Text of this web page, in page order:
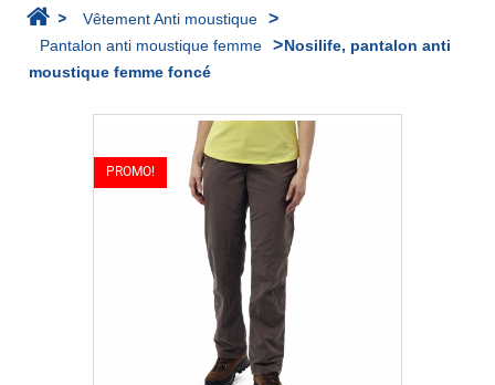
> Vêtement Anti moustique >
Pantalon anti moustique femme >Nosilife, pantalon anti
moustique femme foncé
PROMO!